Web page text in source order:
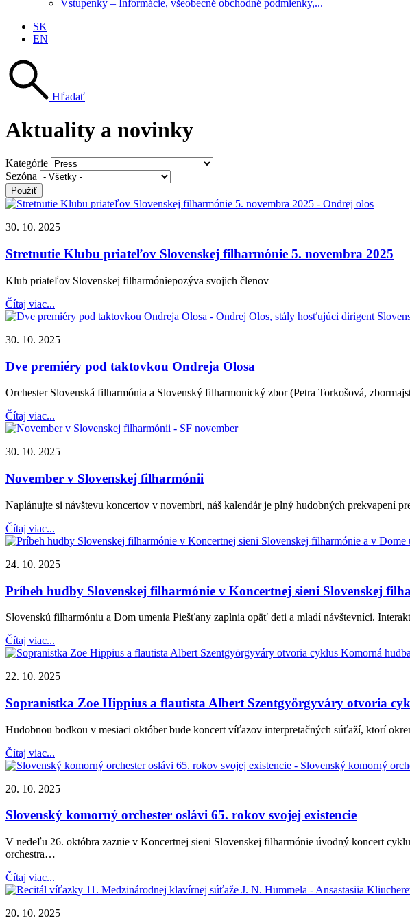
Vstupenky – Informácie, všeobecné obchodné podmienky,...
SK
EN
Hľadať
Aktuality a novinky
Kategórie
Sezóna
30. 10. 2025
Stretnutie Klubu priateľov Slovenskej filharmónie 5. novembra 2025
Klub priateľov Slovenskej filharmóniepozýva svojich členov
Čítaj viac...
30. 10. 2025
Dve premiéry pod taktovkou Ondreja Olosa
Orchester Slovenská filharmónia a Slovenský filharmonický zbor (Petra Torkošová,
Čítaj viac...
30. 10. 2025
November v Slovenskej filharmónii
Naplánujte si návštevu koncertov v novembri, náš kalendár je plný hudobných prekvapení
Čítaj viac...
24. 10. 2025
Príbeh hudby Slovenskej filharmónie v Koncertnej sieni Slovenskej
Slovenskú filharmóniu a Dom umenia Piešťany zaplnia opäť deti a mladí návštevníci.
Čítaj viac...
22. 10. 2025
Sopranistka Zoe Hippius a flautista Albert Szentgyörgyváry otvoria
Hudobnou bodkou v mesiaci október bude koncert víťazov interpretačných súťaží, ktorí
Čítaj viac...
20. 10. 2025
Slovenský komorný orchester oslávi 65. rokov svojej existencie
V nedeľu 26. októbra zaznie v Koncertnej sieni Slovenskej filharmónie úvodný koncert
orchestra…
Čítaj viac...
20. 10. 2025